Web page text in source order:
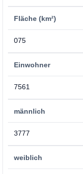
Fläche (km²)
075
Einwohner
7561
männlich
3777
weiblich